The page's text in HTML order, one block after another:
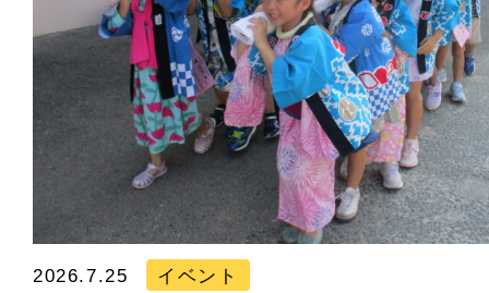
2026.7.25 イベント